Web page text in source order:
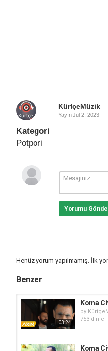
KürtçeMüzik
Yayın Jul 2, 2023
Kategori
Potpori
Yorumu
Henüz yorum yapılmamış. İlk
Benzer
03:24
Koma
by
753 dinle
Koma